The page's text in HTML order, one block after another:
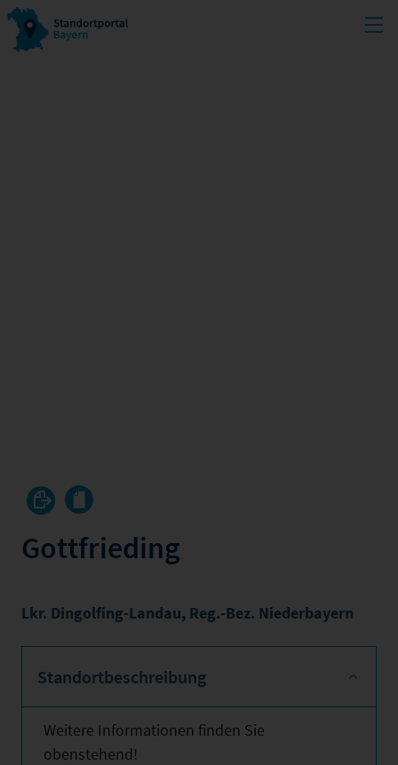
Gottfrieding
Lkr. Dingolfing-Landau, Reg.-Bez. Niederbayern
Standortbeschreibung
Weitere Informationen finden Sie
obenstehend!